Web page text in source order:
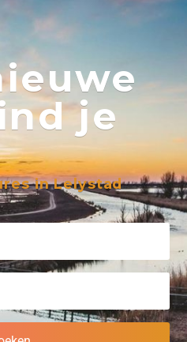
je
in Lelystad